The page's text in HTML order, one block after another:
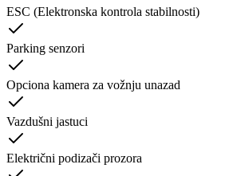
ESC (Elektronska kontrola stabilnosti)
Parking senzori
Opciona kamera za vožnju unazad
Vazdušni jastuci
Električni podizači prozora